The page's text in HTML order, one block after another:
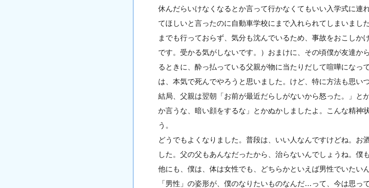
休んだらいけなくなるとか言って行かなくてもいい入学式に連
てほしいと言ったのに自動車学校にまで入れられてしまいまし
までも行っておらず、気分も沈んでいるため、事故をおこしか
です。受かる気がしないです。）おまけに、その頃僕が友達か
るときに、酔っ払っている父親が物に当たりだして喧嘩になっ
は、本気で死んでやろうと思いました。けど、特に方法も思い
結局、父親は翌朝「お前が最近だらしがないから怒った。」と
か言うな、暗い顔をするな」とかぬかしましたよ。こんな精神
う。
どうでもよくなりました。普段は、いい人なんですけどね。お
した。父の父もあんなだったから、治らないんでしょうね。僕
他にも、僕は、体は女性でも、どちらかといえば男性でいたい
「男性」の姿形が、僕のなりたいものなんだ…って、今は思って